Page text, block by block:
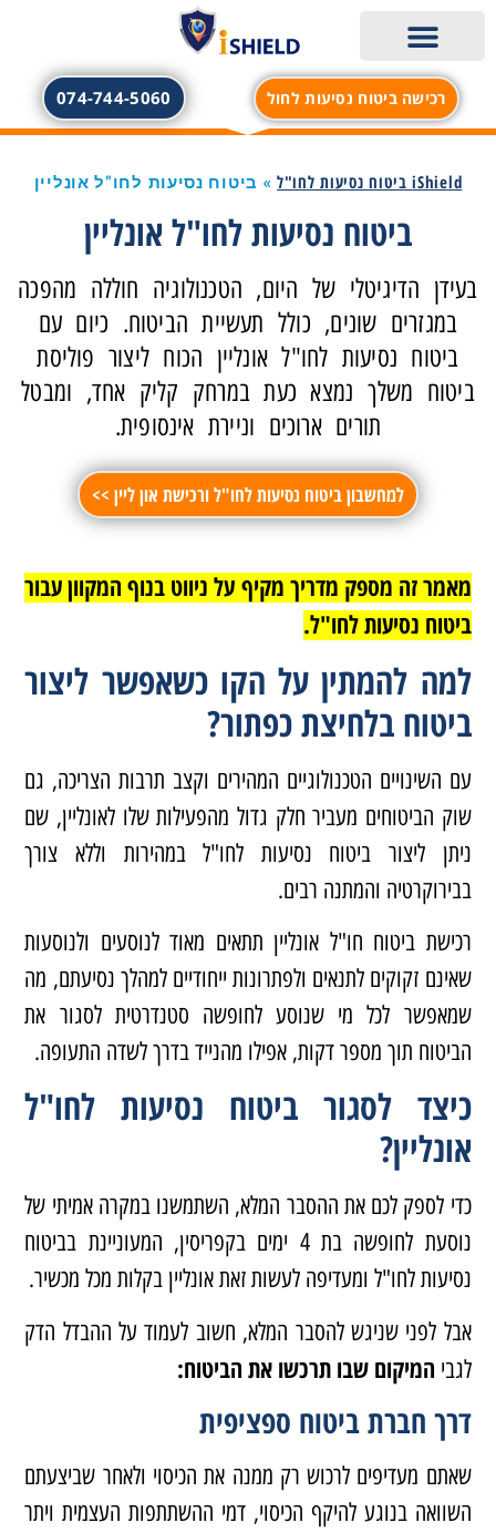
רכישה ביטוח נסיעות לחול 074-744-5060
iShield ביטוח נסיעות לחו"ל » ביטוח נסיעות לחו"ל אונליין
ביטוח נסיעות לחו"ל אונליין
בעידן הדיגיטלי של היום, הטכנולוגיה חוללה מהפכה
במגזרים שונים, כולל תעשיית הביטוח. כיום עם
ביטוח נסיעות לחו"ל אונליין הכוח ליצור פוליסת
ביטוח משלך נמצא כעת במרחק קליק אחד, ומבטל
תורים ארוכים וניירת אינסופית.
למחשבון ביטוח נסיעות לחו"ל ורכישת און ליין >>
מאמר זה מספק מדריך מקיף על ניווט בנוף המקוון עבור
ביטוח נסיעות לחו"ל.
למה להמתין על הקו כשאפשר ליצור
ביטוח בלחיצת כפתור?
עם השינויים הטכנולוגיים המהירים וקצב תרבות הצריכה, גם
שוק הביטוחים מעביר חלק גדול מהפעילות שלו לאונליין, שם
ניתן ליצור ביטוח נסיעות לחו"ל במהירות וללא צורך
בבירוקרטיה והמתנה רבים.
רכישת ביטוח חו"ל אונליין תתאים מאוד לנוסעים ולנוסעות
שאינם זקוקים לתנאים ולפתרונות ייחודיים למהלך נסיעתם, מה
שמאפשר לכל מי שנוסע לחופשה סטנדרטית לסגור את
הביטוח תוך מספר דקות, אפילו מהנייד בדרך לשדה התעופה.
כיצד לסגור ביטוח נסיעות לחו"ל
אונליין?
כדי לספק לכם את ההסבר המלא, השתמשנו במקרה אמיתי של
נוסעת לחופשה בת 4 ימים בקפריסין, המעוניינת בביטוח
נסיעות לחו"ל ומעדיפה לעשות זאת אונליין בקלות מכל מכשיר.
אבל לפני שניגש להסבר המלא, חשוב לעמוד על ההבדל הדק
לגבי המיקום שבו תרכשו את הביטוח:
דרך חברת ביטוח ספציפית
שאתם מעדיפים לרכוש רק ממנה את הכיסוי ולאחר שביצעתם
השוואה בנוגע להיקף הכיסוי, דמי ההשתתפות העצמית ויתר